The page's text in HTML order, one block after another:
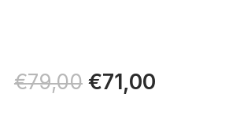
€79,00 Il
prezzo
€71,00Il